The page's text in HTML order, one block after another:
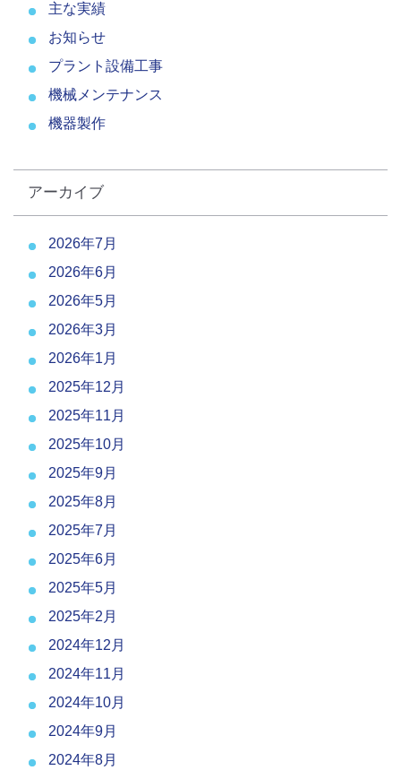
主な実績
お知らせ
プラント設備工事
機械メンテナンス
機器製作
アーカイブ
2026年7月
2026年6月
2026年5月
2026年3月
2026年1月
2025年12月
2025年11月
2025年10月
2025年9月
2025年8月
2025年7月
2025年6月
2025年5月
2025年2月
2024年12月
2024年11月
2024年10月
2024年9月
2024年8月